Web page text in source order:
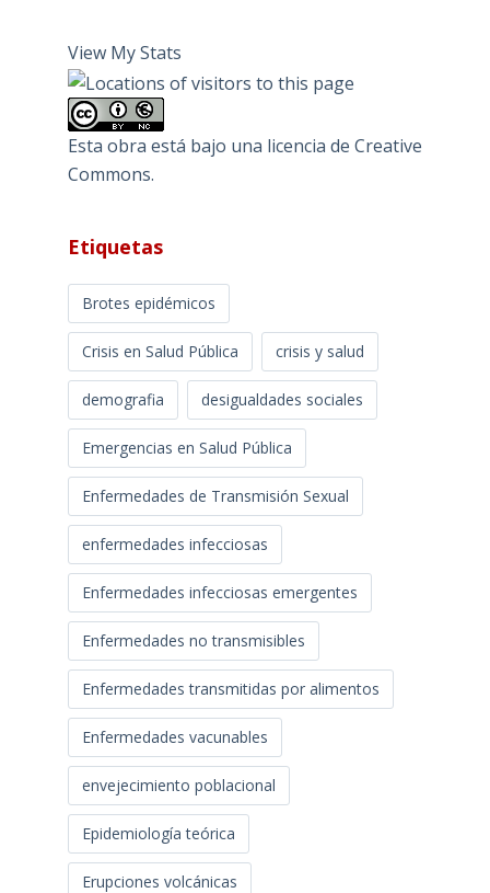
View My Stats
Esta obra está bajo una licencia de Creative
Commons.
Etiquetas
Brotes epidémicos
Crisis en Salud Pública crisis y salud
demografia desigualdades sociales
Emergencias en Salud Pública
Enfermedades de Transmisión Sexual
enfermedades infecciosas
Enfermedades infecciosas emergentes
Enfermedades no transmisibles
Enfermedades transmitidas por alimentos
Enfermedades vacunables
envejecimiento poblacional
Epidemiología teórica
Erupciones volcánicas